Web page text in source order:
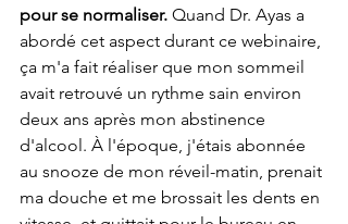
pour se normaliser. Quand Dr. Ayas a
abordé cet aspect durant ce webinaire,
ça m'a fait réaliser que mon sommeil
avait retrouvé un rythme sain environ
deux ans après mon abstinence
d'alcool. À l'époque, j'étais abonnée
au snooze de mon réveil-matin, prenait
ma douche et me brossait les dents en